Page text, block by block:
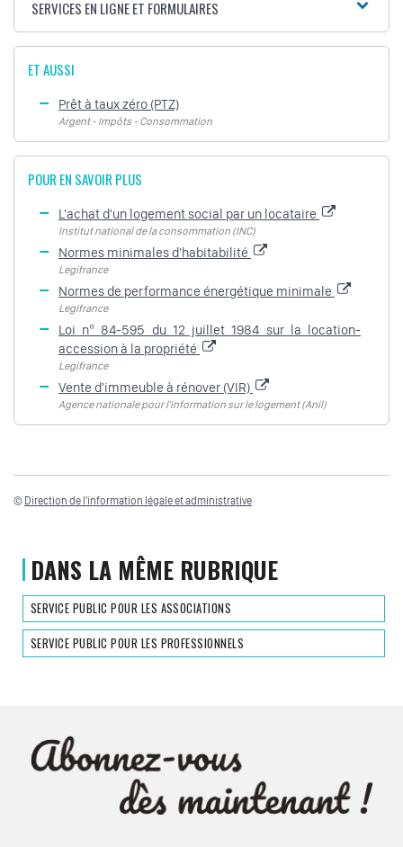
SERVICES EN LIGNE ET FORMULAIRES
ET AUSSI
Prêt à taux zéro (PTZ)
Argent - Impôts - Consommation
POUR EN SAVOIR PLUS
L'achat d'un logement social par un locataire
Institut national de la consommation (INC)
Normes minimales d'habitabilité
Legifrance
Normes de performance énergétique minimale
Legifrance
Loi n° 84-595 du 12 juillet 1984 sur la location-
accession à la propriété
Legifrance
Vente d'immeuble à rénover (VIR)
Agence nationale pour l'information sur le logement (Anil)
© Direction de l'information légale et administrative
DANS LA MÊME RUBRIQUE
SERVICE PUBLIC POUR LES ASSOCIATIONS
SERVICE PUBLIC POUR LES PROFESSIONNELS